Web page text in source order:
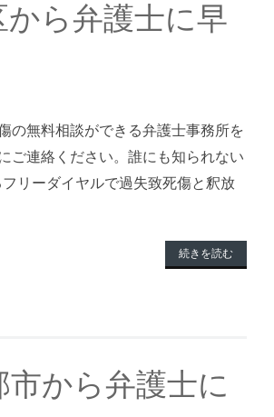
ら弁護士に早
の無料相談ができる弁護士事務所を
ご連絡ください。誰にも知られない
リーダイヤルで過失致死傷と釈放
続きを読む
から弁護士に